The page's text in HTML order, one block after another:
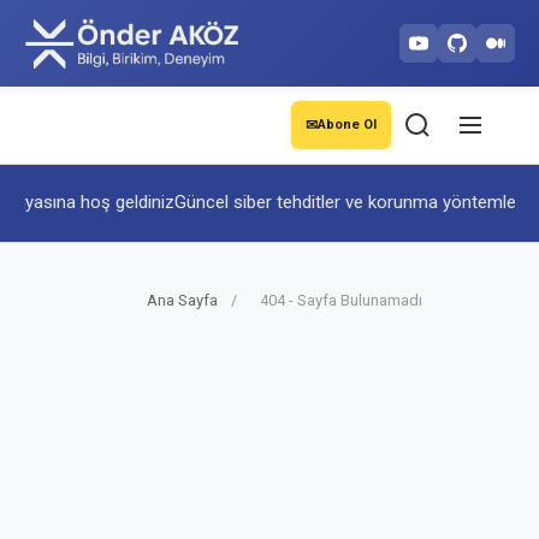
✉Abone Ol
hoş geldinizGüncel siber tehditler ve korunma yöntemleri
Ana Sayfa / 404 - Sayfa Bulunamadı